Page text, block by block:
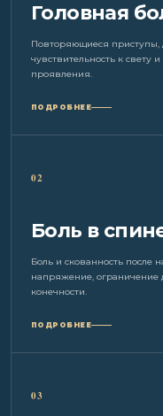
Головная
Повторяющиеся
чувствительность к свету
проявления.
ПОДРОБНЕЕ
02
Боль в
Боль и скованность после
напряжение, ограничение
конечности.
ПОДРОБНЕЕ
03